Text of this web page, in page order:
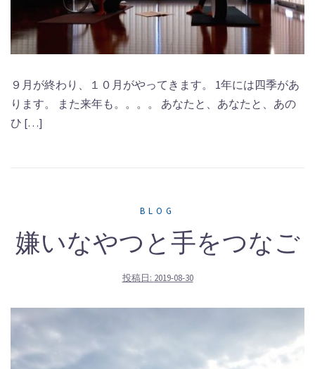
９月が終わり、１０月がやってきます。 1年には四季があ
ります。 また来年も。。。。 あなたと、あなたと、あの
ひ […]
BLOG
嫌いなやつと手をつなご
投稿日: 2019-08-30